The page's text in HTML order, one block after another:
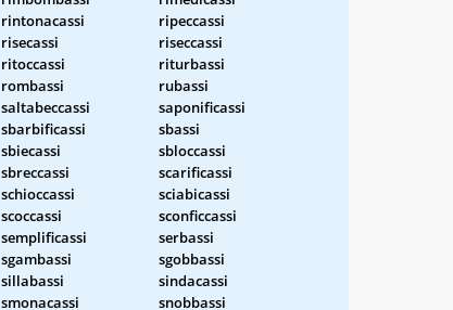
rintonacassi
ripeccassi
risecassi
riseccassi
ritoccassi
riturbassi
rombassi
rubassi
saltabeccassi
saponificassi
sbarbificassi
sbassi
sbiecassi
sbloccassi
sbreccassi
scarificassi
schioccassi
sciabicassi
scoccassi
sconficcassi
semplificassi
serbassi
sgambassi
sgobbassi
sillabassi
sindacassi
smonacassi
snobbassi